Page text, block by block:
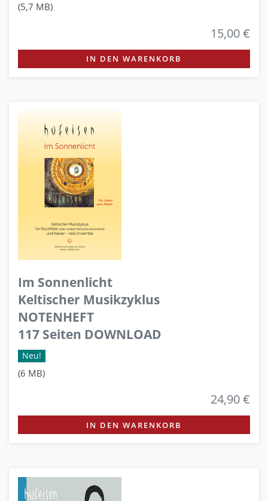
(5,7 MB)
15,00 €
IN DEN WARENKORB
Im Sonnenlicht
Keltischer Musikzyklus
NOTENHEFT
117 Seiten DOWNLOAD
Neu!
(6 MB)
24,90 €
IN DEN WARENKORB